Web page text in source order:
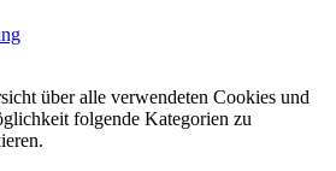
über alle verwendeten Cookies und
folgende Kategorien zu